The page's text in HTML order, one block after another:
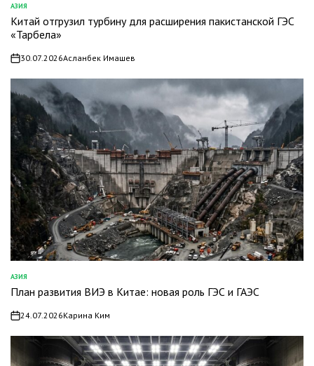
ОПУБЛИКОВАНО
В
АЗИЯ
Китай отгрузил турбину для расширения пакистанской ГЭС
«Тарбела»
on30.07.2026Асланбек Имашев
ОПУБЛИКОВАНО
В
АЗИЯ
План развития ВИЭ в Китае: новая роль ГЭС и ГАЭС
on24.07.2026Карина Ким